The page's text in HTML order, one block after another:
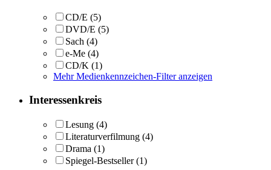
CD/E (5)
DVD/E (5)
Sach (4)
e-Me (4)
CD/K (1)
Mehr Medienkennzeichen-Filter anzeigen
Interessenkreis
Lesung (4)
Literaturverfilmung (4)
Drama (1)
Spiegel-Bestseller (1)